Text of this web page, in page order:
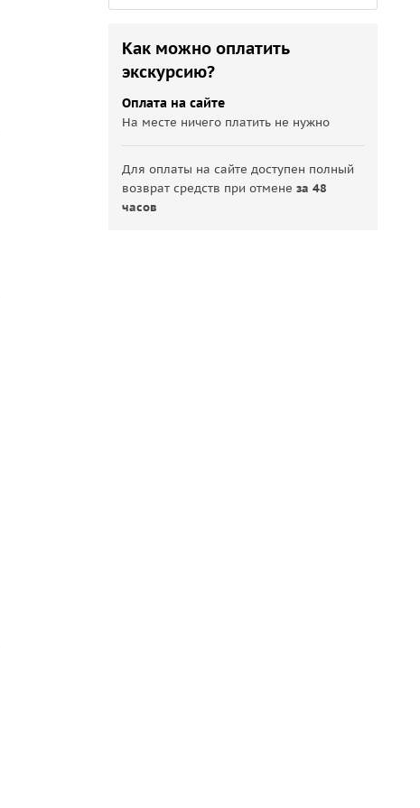
Как можно оплатить
экскурсию?
Оплата на сайте
На месте ничего платить не нужно
Для оплаты на сайте доступен полный
возврат средств при отменеза 48
часов